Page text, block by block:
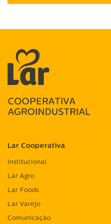
Lar Cooperativa
Institucional
Lar Agro
Lar Foods
Lar Varejo
Comunicação